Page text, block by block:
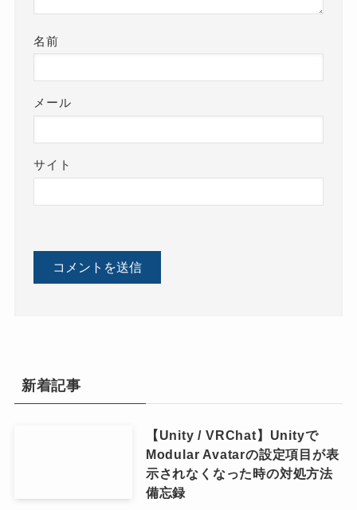
名前
メール
サイト
新着記事
【Unity / VRChat】Unityで
Modular Avatarの設定項目が表
示されなくなった時の対処方法
備忘録